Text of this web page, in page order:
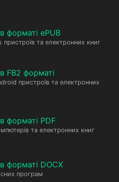
форматі ePUB
та електронних книг
FB2 форматі
пристроїв та електронних
форматі PDF
та електронних книг
форматі DOCX
програм